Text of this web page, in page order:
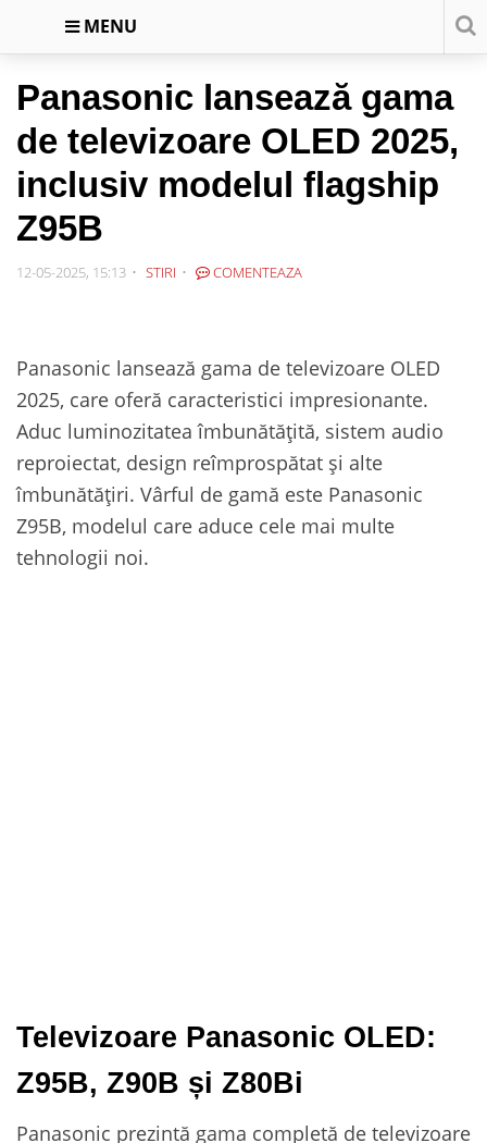
MENU
Panasonic lansează gama
de televizoare OLED 2025,
inclusiv modelul flagship
Z95B
12-05-2025, 15:13 STIRI COMENTEAZA
Panasonic lansează gama de televizoare OLED
2025, care oferă caracteristici impresionante.
Aduc luminozitatea îmbunătățită, sistem audio
reproiectat, design reîmprospătat și alte
îmbunătățiri. Vârful de gamă este Panasonic
Z95B, modelul care aduce cele mai multe
tehnologii noi.
Televizoare Panasonic OLED:
Z95B, Z90B și Z80Bi
Panasonic prezintă gama completă de televizoare